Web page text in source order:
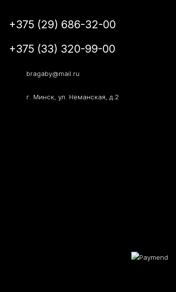
+375 (29) 686-32-00
+375 (33) 320-99-00
bragaby@mail.ru
г. Минск, ул. Неманская, д.2